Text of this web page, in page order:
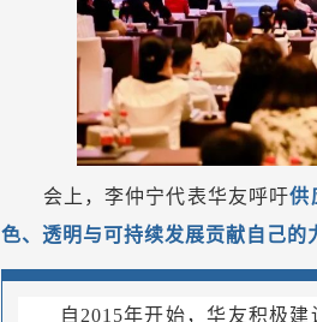
会上，李仲宁代表华友呼吁供
色、透明与可持续发展贡献自己的
自2015年开始，华友积极